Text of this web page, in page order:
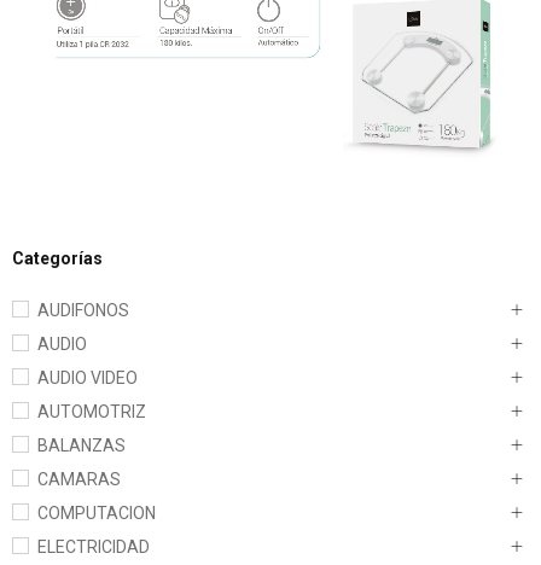
Categorías
AUDIFONOS
AUDIO
AUDIO VIDEO
AUTOMOTRIZ
BALANZAS
CAMARAS
COMPUTACION
ELECTRICIDAD